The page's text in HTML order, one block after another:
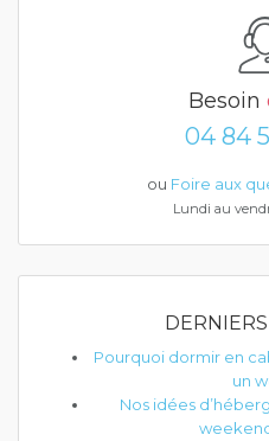
Besoin
04 84
ou Foire aux
Lundi au
Pourquoi dormir en
un
Nos idées